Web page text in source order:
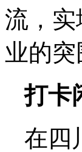
流，
业的突
打卡
在四